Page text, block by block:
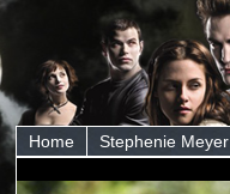
Home Stephenie Meyer